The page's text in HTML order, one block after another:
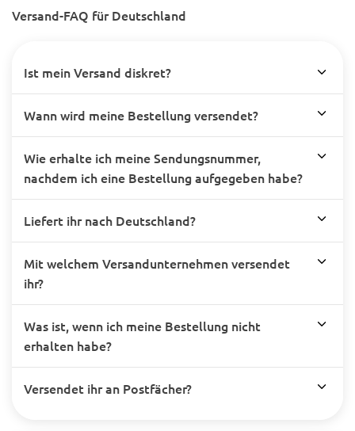
Versand-FAQ für Deutschland
Ist mein Versand diskret?
Wann wird meine Bestellung versendet?
Wie erhalte ich meine Sendungsnummer,
nachdem ich eine Bestellung aufgegeben habe?
Liefert ihr nach Deutschland?
Mit welchem Versandunternehmen versendet
ihr?
Was ist, wenn ich meine Bestellung nicht
erhalten habe?
Versendet ihr an Postfächer?